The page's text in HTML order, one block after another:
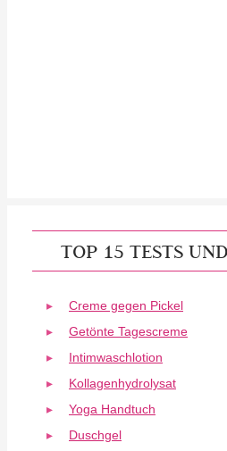
TOP 15 TESTS
Creme gegen Pickel
Getönte Tagescreme
Intimwaschlotion
Kollagenhydrolysat
Yoga Handtuch
Duschgel